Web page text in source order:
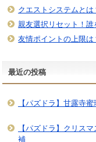
クエストシステムとは
親友選択リセット！誰
友情ポイントの上限は
最近の投稿
【パズドラ】甘露寺
【パズドラ】クリス
補